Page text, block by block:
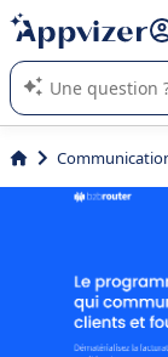
répondre
L'IA de Appvizer
logiciel SaaS en